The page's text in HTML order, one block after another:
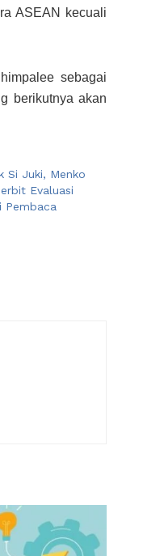
ASEAN kecuali
sebagai
berikutnya akan
Si Juki, Menko
Evaluasi
Pembaca